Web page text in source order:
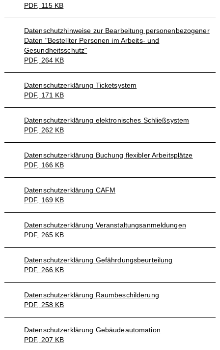
PDF, 115 KB
Datenschutzhinweise zur Bearbeitung personenbezogener
Daten "Bestellter Personen im Arbeits- und
Gesundheitsschutz"
PDF, 264 KB
Datenschutzerklärung Ticketsystem
PDF, 171 KB
Datenschutzerklärung elektronisches Schließsystem
PDF, 262 KB
Datenschutzerklärung Buchung flexibler Arbeitsplätze
PDF, 166 KB
Datenschutzerklärung CAFM
PDF, 169 KB
Datenschutzerklärung Veranstaltungsanmeldungen
PDF, 265 KB
Datenschutzerklärung Gefährdungsbeurteilung
PDF, 266 KB
Datenschutzerklärung Raumbeschilderung
PDF, 258 KB
Datenschutzerklärung Gebäudeautomation
PDF, 207 KB